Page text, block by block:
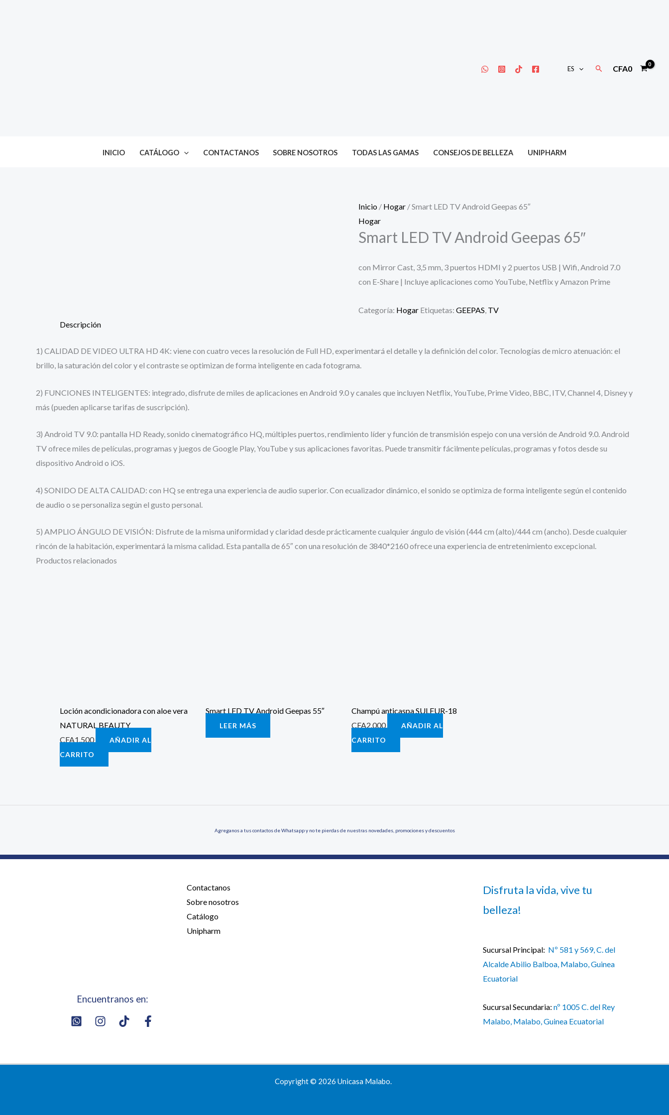
ES BuscarCFA0
INICIO CATÁLOGO CONTACTANOS SOBRE NOSOTROS TODAS LAS GAMAS CONSEJOS DE BELLEZA UNIPHARM
Inicio / Hogar / Smart LED TV Android Geepas 65″
Hogar
Smart LED TV Android Geepas 65″
con Mirror Cast, 3,5 mm, 3 puertos HDMI y 2 puertos USB | Wifi, Android 7.0
con E-Share | Incluye aplicaciones como YouTube, Netflix y Amazon Prime
Categoría: Hogar Etiquetas: GEEPAS, TV
Descripción
1) CALIDAD DE VIDEO ULTRA HD 4K: viene con cuatro veces la resolución de Full HD, experimentará el detalle y la definición del color. Tecnologías de micro atenuación: el
brillo, la saturación del color y el contraste se optimizan de forma inteligente en cada fotograma.
2) FUNCIONES INTELIGENTES: integrado, disfrute de miles de aplicaciones en Android 9.0 y canales que incluyen Netflix, YouTube, Prime Video, BBC, ITV, Channel 4, Disney y
más (pueden aplicarse tarifas de suscripción).
3) Android TV 9.0: pantalla HD Ready, sonido cinematográfico HQ, múltiples puertos, rendimiento líder y función de transmisión espejo con una versión de Android 9.0. Android
TV ofrece miles de películas, programas y juegos de Google Play, YouTube y sus aplicaciones favoritas. Puede transmitir fácilmente películas, programas y fotos desde su
dispositivo Android o iOS.
4) SONIDO DE ALTA CALIDAD: con HQ se entrega una experiencia de audio superior. Con ecualizador dinámico, el sonido se optimiza de forma inteligente según el contenido
de audio o se personaliza según el gusto personal.
5) AMPLIO ÁNGULO DE VISIÓN: Disfrute de la misma uniformidad y claridad desde prácticamente cualquier ángulo de visión (444 cm (alto)/444 cm (ancho). Desde cualquier
rincón de la habitación, experimentará la misma calidad. Esta pantalla de 65″ con una resolución de 3840*2160 ofrece una experiencia de entretenimiento excepcional.
Productos relacionados
Loción acondicionadora con aloe vera
NATURAL BEAUTY
CFA1.500
AÑADIR AL
CARRITO
Smart LED TV Android Geepas 55″
LEER MÁS
Champú anticaspa SULFUR-18
CFA2.000
AÑADIR AL
CARRITO
Agreganos a tus contactos de Whatsapp y no te pierdas de nuestras novedades, promociones y descuentos
Encuentranos en:
Contactanos
Sobre nosotros
Catálogo
Unipharm
Disfruta la vida, vive tu
belleza!
Sucursal Principal: Nº 581 y 569, C. del
Alcalde Abilio Balboa, Malabo, Guinea
Ecuatorial
Sucursal Secundaria: nº 1005 C. del Rey
Malabo, Malabo, Guinea Ecuatorial
Copyright © 2026 Unicasa Malabo.